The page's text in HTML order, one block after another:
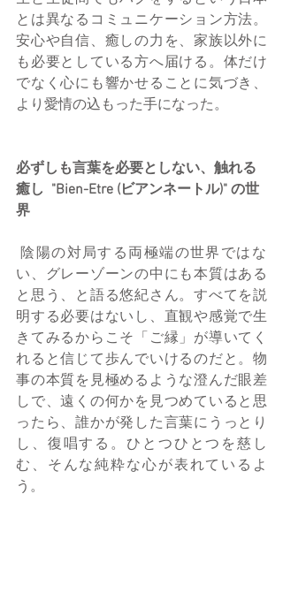
とは異なるコミュニケーション方法。
安心や自信、癒しの力を、家族以外に
も必要としている方へ届ける。体だけ
でなく心にも響かせることに気づき、
より愛情の込もった手になった。
必ずしも言葉を必要としない、触れる
癒し  "Bien-Etre (ビアンネートル)" の世
界
い、グレーゾーンの中にも本質はある
と思う、と語る悠紀さん。すべてを説
明する必要はないし、直観や感覚で生
きてみるからこそ「ご縁」が導いてく
れると信じて歩んでいけるのだと。物
事の本質を見極めるような澄んだ眼差
しで、遠くの何かを見つめていると思
ったら、誰かが発した言葉にうっとり
し、復唱する。ひとつひとつを慈し
む、そんな純粋な心が表れているよ
う。